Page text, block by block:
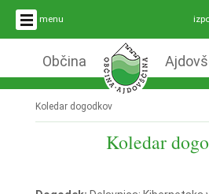
menu
Občina
Koledar dogodkov
Koledar